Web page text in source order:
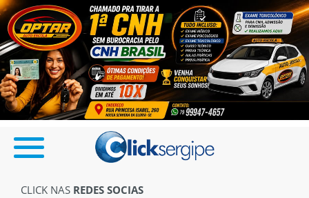
CLICK NAS REDES SOCIAS